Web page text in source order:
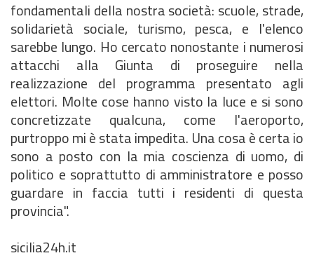
fondamentali della nostra società: scuole, strade,
solidarietà sociale, turismo, pesca, e l'elenco
sarebbe lungo. Ho cercato nonostante i numerosi
attacchi alla Giunta di proseguire nella
realizzazione del programma presentato agli
elettori. Molte cose hanno visto la luce e si sono
concretizzate qualcuna, come l'aeroporto,
purtroppo mi è stata impedita. Una cosa è certa io
sono a posto con la mia coscienza di uomo, di
politico e soprattutto di amministratore e posso
guardare in faccia tutti i residenti di questa
provincia".
sicilia24h.it